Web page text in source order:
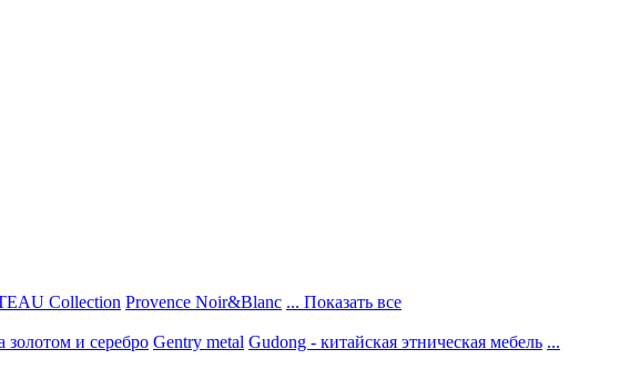
Collection Provence Noir&Blanc ... Показать все
золотом и серебро Gentry metal Gudong - китайская этническая мебель ...